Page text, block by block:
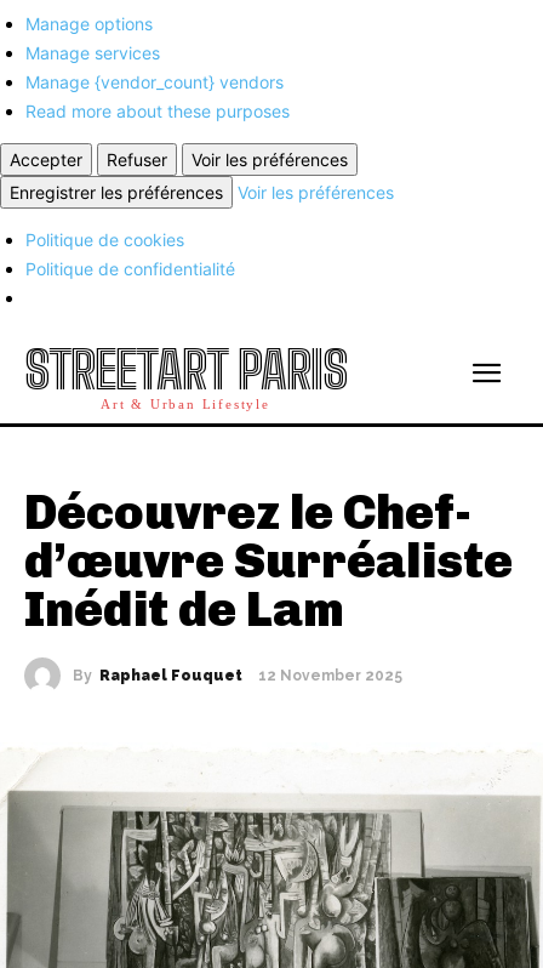
Manage options
Manage services
Manage {vendor_count} vendors
Read more about these purposes
Accepter Refuser
Voir les préférences
Enregistrer les préférences
Voir les préférences
Politique de cookies
Politique de confidentialité
STREETART PARIS
Art & Urban Lifestyle
Découvrez le Chef-
d’œuvre Surréaliste
Inédit de Lam
By Raphael Fouquet 12 November 2025